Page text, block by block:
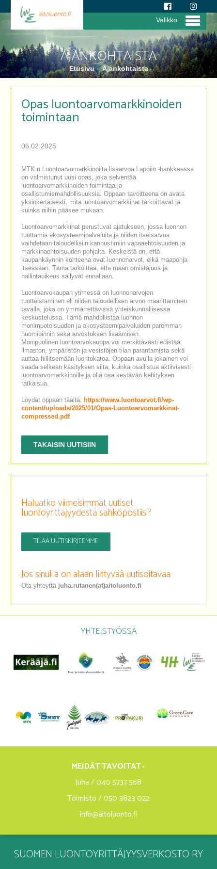
AJANKOHTAISTA
Etusivu»Ajankohtaista
Valikko
Opas luontoarvomarkkinoiden
toimintaan
06.02.2025
MTK:n Luontoarvomarkkinoilta lisäarvoa Lappiin -hankkeessa
on valmistunut uusi opas, joka selventää
luontoarvomarkkinoiden toimintaa ja
osallistumismahdollisuuksia. Oppaan tavoitteena on avata
yksinkertaisesti, mitä luontoarvomarkkinat tarkoittavat ja
kuinka niihin pääsee mukaan.
Luontoarvomarkkinat perustuvat ajatukseen, jossa luonnon
tuottamia ekosysteemipalveluita ja niiden itseisarvoa
vaihdetaan taloudellisiin kannustimiin vapaaehtoisuuden ja
markkinaehtoisuuden pohjalta. Keskeistä on, että
kaupankäynnin kohteena ovat luonnonarvot, eikä maapohja
itsessään. Tämä tarkoittaa, että maan omistajuus ja
hallintaoikeus säilyvät ennallaan.
Luontoarvokaupan ytimessä on luonnonarvojen
tuotteistaminen eli niiden taloudellisen arvon määrittäminen
tavalla, joka on ymmärrettävissä yhteiskunnallisessa
keskustelussa. Tämä mahdollistaa luonnon
monimuotoisuuden ja ekosysteemipalveluiden paremman
huomioinnin sekä arvostuksen lisäämisen.
Monipuolinen luontoarvokauppa voi merkittävästi edistää
ilmaston, ympäristön ja vesistöjen tilan parantamista sekä
auttaa hillitsemään luontokatoa. Oppaan avulla jokainen voi
saada selkeän käsityksen siitä, kuinka osallistua aktiivisesti
luontoarvomarkkinoille ja olla osa kestävän kehityksen
ratkaisua.
Löydät oppaan täältä: https://www.luontoarvot.fi/wp-
content/uploads/2025/01/Opas-Luontoarvomarkkinat-
compressed.pdf
TAKAISIN UUTISIIN
Haluatko viimeisimmät uutiset
luontoyrittäjyydestä sähköpostiisi?
TILAA UUTISKIRJEEMME
Jos sinulla on alaan liittyvää uutisoitavaa
Ota yhteyttä juha.rutanen(at)aitoluonto.fi
YHTEISTYÖSSÄ
MEIDÄT TAVOITAT ›
Juha / 040 5737 568
Toimisto / 050 3823 022
info@aitoluonto.fi
SUOMEN LUONTOYRITTÄJYYSVERKOSTO RY